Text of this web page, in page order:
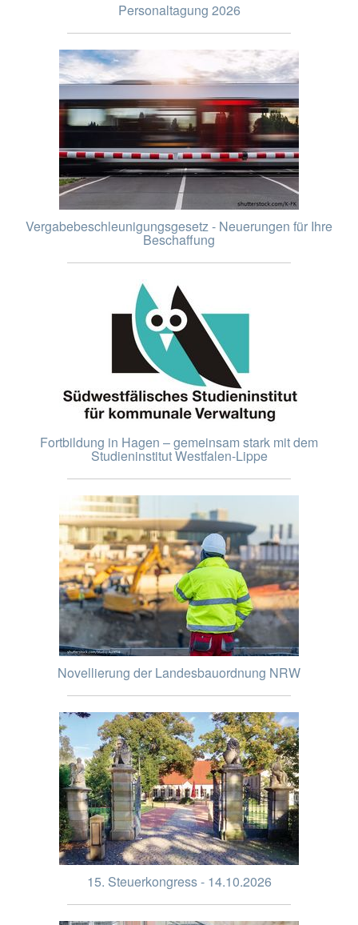
Personaltagung 2026
Vergabebeschleunigungsgesetz - Neuerungen für Ihre
Beschaffung
Fortbildung in Hagen – gemeinsam stark mit dem
Studieninstitut Westfalen-Lippe
Novellierung der Landesbauordnung NRW
15. Steuerkongress - 14.10.2026